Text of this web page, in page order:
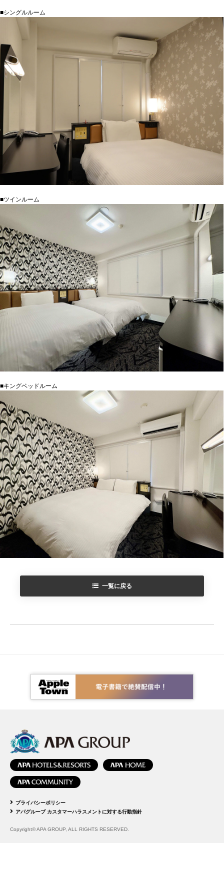
■シングルルーム
■ツインルーム
■キングベッドルーム
一覧に戻る
プライバシーポリシー
アパグループ カスタマーハラスメントに対する行動指針
Copyright© APA GROUP, ALL RIGHTS RESERVED.